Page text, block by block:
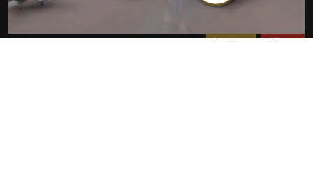
مضلل سياسة